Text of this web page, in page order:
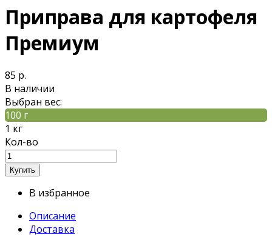
Приправа для картофеля
Премиум
85 р.
В наличии
Выбран вес:
100 г
1 кг
Кол-во
В избранное
Описание
Доставка